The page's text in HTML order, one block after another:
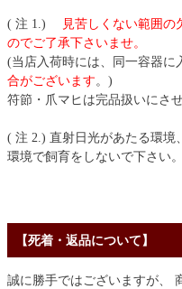
( 注 1.)
見苦しくない範囲の
のでご了承下さいませ。
(当店入荷時には、同一容器に
合がございます。)
符節・爪マヒは完品扱いにさ
( 注 2.) 直射日光があたる環
環境で飼育をしないで下さい。
【死着・返品について】
誠に勝手ではございますが、